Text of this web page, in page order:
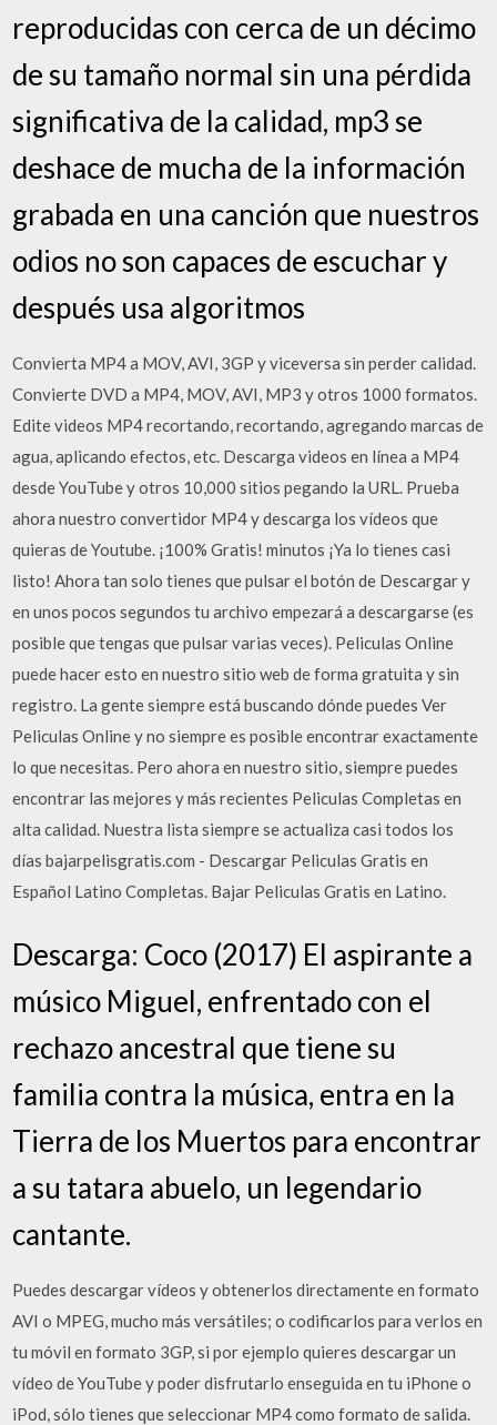
reproducidas con cerca de un décimo
de su tamaño normal sin una pérdida
significativa de la calidad, mp3 se
deshace de mucha de la información
grabada en una canción que nuestros
odios no son capaces de escuchar y
después usa algoritmos
Convierta MP4 a MOV, AVI, 3GP y viceversa sin perder calidad.
Convierte DVD a MP4, MOV, AVI, MP3 y otros 1000 formatos.
Edite videos MP4 recortando, recortando, agregando marcas de
agua, aplicando efectos, etc. Descarga videos en línea a MP4
desde YouTube y otros 10,000 sitios pegando la URL. Prueba
ahora nuestro convertidor MP4 y descarga los vídeos que
quieras de Youtube. ¡100% Gratis! minutos ¡Ya lo tienes casi
listo! Ahora tan solo tienes que pulsar el botón de Descargar y
en unos pocos segundos tu archivo empezará a descargarse (es
posible que tengas que pulsar varias veces). Peliculas Online
puede hacer esto en nuestro sitio web de forma gratuita y sin
registro. La gente siempre está buscando dónde puedes Ver
Peliculas Online y no siempre es posible encontrar exactamente
lo que necesitas. Pero ahora en nuestro sitio, siempre puedes
encontrar las mejores y más recientes Peliculas Completas en
alta calidad. Nuestra lista siempre se actualiza casi todos los
días bajarpelisgratis.com - Descargar Peliculas Gratis en
Español Latino Completas. Bajar Peliculas Gratis en Latino.
Descarga: Coco (2017) El aspirante a
músico Miguel, enfrentado con el
rechazo ancestral que tiene su
familia contra la música, entra en la
Tierra de los Muertos para encontrar
a su tatara abuelo, un legendario
cantante.
Puedes descargar vídeos y obtenerlos directamente en formato
AVI o MPEG, mucho más versátiles; o codificarlos para verlos en
tu móvil en formato 3GP, si por ejemplo quieres descargar un
vídeo de YouTube y poder disfrutarlo enseguida en tu iPhone o
iPod, sólo tienes que seleccionar MP4 como formato de salida.